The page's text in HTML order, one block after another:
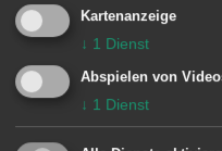
Lage im GIS-
Kartenanzeige
↓ 1 Dienst
Abspielen von
↓ 1 Dienst